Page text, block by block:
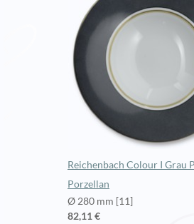
Reichenbach Colour I Grau
Porzellan
Ø 280 mm [11]
82,11 €